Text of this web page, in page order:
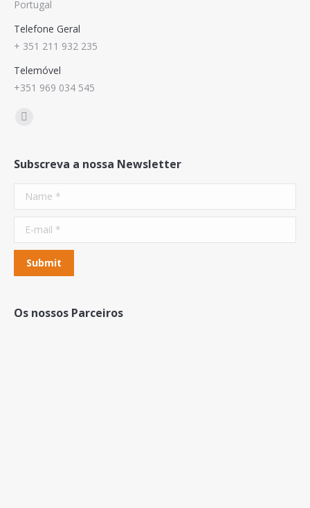
Portugal
Telefone Geral
+ 351 211 932 235
Telemóvel
+351 969 034 545
Find us on:
Subscreva a nossa Newsletter
Name *
E-mail *
Submit
Os nossos Parceiros